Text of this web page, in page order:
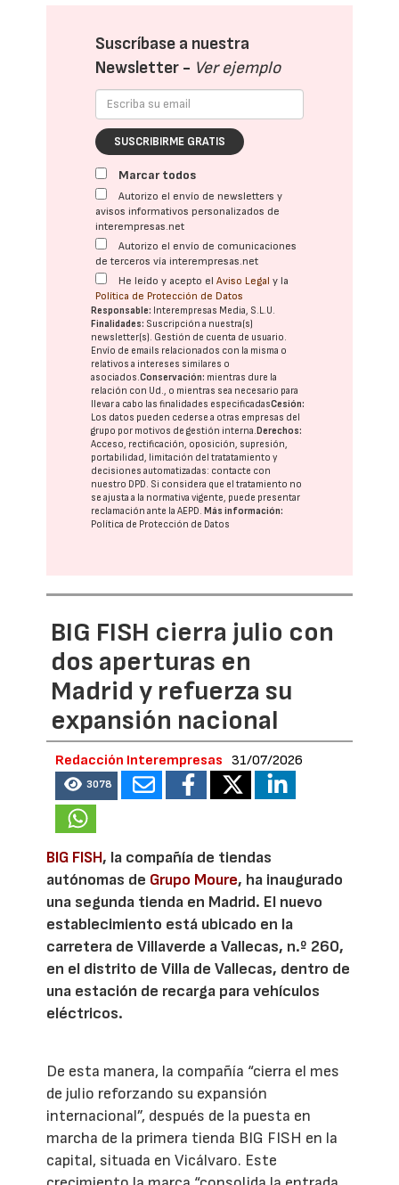
Suscríbase a nuestra
Newsletter - Ver ejemplo
SUSCRIBIRME GRATIS
Marcar todos
Autorizo el envío de newsletters y
avisos informativos personalizados de
interempresas.net
Autorizo el envío de comunicaciones
de terceros vía interempresas.net
He leído y acepto elAviso Legal y la
Política de Protección de Datos
Responsable: Interempresas Media, S.L.U.
Finalidades: Suscripción a nuestra(s)
newsletter(s). Gestión de cuenta de usuario.
Envío de emails relacionados con la misma o
relativos a intereses similares o
asociados.Conservación: mientras dure la
relación con Ud., o mientras sea necesario para
llevar a cabo las finalidades especificadasCesión:
Los datos pueden cederse a otras empresas del
grupo por motivos de gestión interna.Derechos:
Acceso, rectificación, oposición, supresión,
portabilidad, limitación del tratatamiento y
decisiones automatizadas: contacte con
nuestro DPD. Si considera que el tratamiento no
se ajusta a la normativa vigente, puede presentar
reclamación ante laAEPD.Más información:
Política de Protección de Datos
BIG FISH cierra julio con
dos aperturas en
Madrid y refuerza su
expansión nacional
Redacción Interempresas 31/07/2026
3078
BIG FISH, la compañía de tiendas
autónomas de Grupo Moure, ha inaugurado
una segunda tienda en Madrid. El nuevo
establecimiento está ubicado en la
carretera de Villaverde a Vallecas, n.º 260,
en el distrito de Villa de Vallecas, dentro de
una estación de recarga para vehículos
eléctricos.
De esta manera, la compañía “cierra el mes
de julio reforzando su expansión
internacional”, después de la puesta en
marcha de la primera tienda BIG FISH en la
capital, situada en Vicálvaro. Este